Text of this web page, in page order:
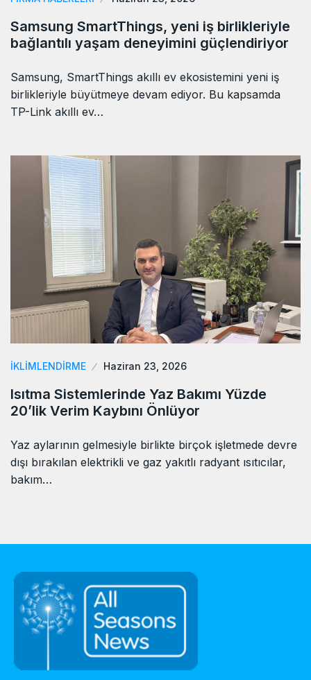
Samsung SmartThings, yeni iş birlikleriyle
bağlantılı yaşam deneyimini güçlendiriyor
Samsung, SmartThings akıllı ev ekosistemini yeni iş
birlikleriyle büyütmeye devam ediyor. Bu kapsamda
TP-Link akıllı ev…
İKLIMLENDIRME Haziran 23, 2026
Isıtma Sistemlerinde Yaz Bakımı Yüzde
20’lik Verim Kaybını Önlüyor
Yaz aylarının gelmesiyle birlikte birçok işletmede devre
dışı bırakılan elektrikli ve gaz yakıtlı radyant ısıtıcılar,
bakım…